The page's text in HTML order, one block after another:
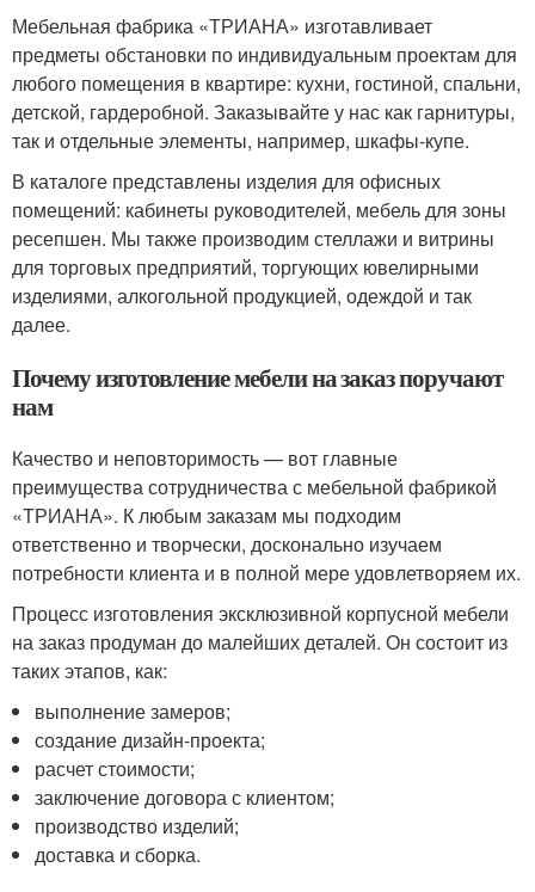
Мебельная фабрика «ТРИАНА» изготавливает
предметы обстановки по индивидуальным проектам для
любого помещения в квартире: кухни, гостиной, спальни,
детской, гардеробной. Заказывайте у нас как гарнитуры,
так и отдельные элементы, например, шкафы-купе.
В каталоге представлены изделия для офисных
помещений: кабинеты руководителей, мебель для зоны
ресепшен. Мы также производим стеллажи и витрины
для торговых предприятий, торгующих ювелирными
изделиями, алкогольной продукцией, одеждой и так
далее.
Почему изготовление мебели на заказ поручают
нам
Качество и неповторимость — вот главные
преимущества сотрудничества с мебельной фабрикой
«ТРИАНА». К любым заказам мы подходим
ответственно и творчески, досконально изучаем
потребности клиента и в полной мере удовлетворяем их.
Процесс изготовления эксклюзивной корпусной мебели
на заказ продуман до малейших деталей. Он состоит из
таких этапов, как:
выполнение замеров;
создание дизайн-проекта;
расчет стоимости;
заключение договора с клиентом;
производство изделий;
доставка и сборка.